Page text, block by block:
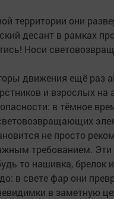
территории они
десант в рамках
Носи
движения ещё раз
и взрослых на
в тёмное
не просто
требованием.
то нашивка, брелок
в свете фар они
в заметную